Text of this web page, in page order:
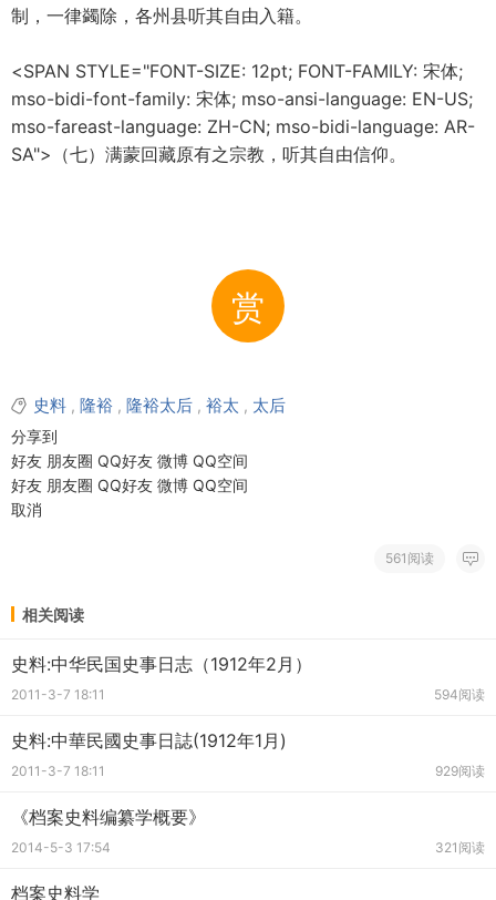
制，一律蠲除，各州县听其自由入籍。
<SPAN STYLE="FONT-SIZE: 12pt; FONT-FAMILY: 宋体;
mso-bidi-font-family: 宋体; mso-ansi-language: EN-US;
mso-fareast-language: ZH-CN; mso-bidi-language: AR-
SA">（七）满蒙回藏原有之宗教，听其自由信仰。
赏
史料 , 隆裕 , 隆裕太后 , 裕太 , 太后
分享到
好友 朋友圈 QQ好友 微博 QQ空间
好友 朋友圈 QQ好友 微博 QQ空间
取消
561阅读
相关阅读
史料:中华民国史事日志（1912年2月）
2011-3-7 18:11 594阅读
史料:中華民國史事日誌(1912年1月)
2011-3-7 18:11 929阅读
《档案史料编纂学概要》
2014-5-3 17:54 321阅读
档案史料学